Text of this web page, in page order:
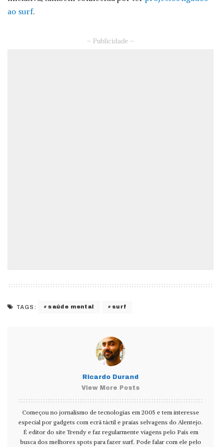
ao surf.
– Publicidade –
TAGS: saúde mental surf
Ricardo Durand
View More Posts
Começou no jornalismo de tecnologias em 2005 e tem interesse
especial por gadgets com ecrã táctil e praias selvagens do Alentejo.
É editor do site Trendy e faz regularmente viagens pelo País em
busca dos melhores spots para fazer surf. Pode falar com ele pelo